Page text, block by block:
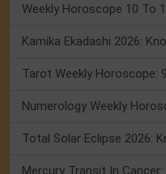
Tarot Weekly Horoscope:
Total Solar Eclipse 2026: